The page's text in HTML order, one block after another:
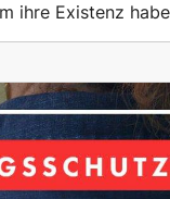
ihre Existenz